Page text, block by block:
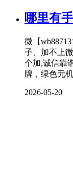
哪里有
微【
子、加不上
个加,诚信靠
牌，绿色无
2026-05-20